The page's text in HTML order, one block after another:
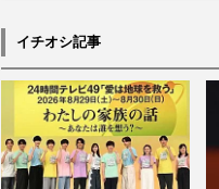
イチオシ記事